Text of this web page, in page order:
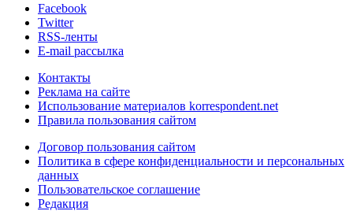
Facebook
Twitter
RSS-ленты
E-mail рассылка
Контакты
Реклама на сайте
Использование материалов korrespondent.net
Правила пользования сайтом
Договор пользования сайтом
Политика в сфере конфиденциальности и персональных
данных
Пользовательское соглашение
Редакция